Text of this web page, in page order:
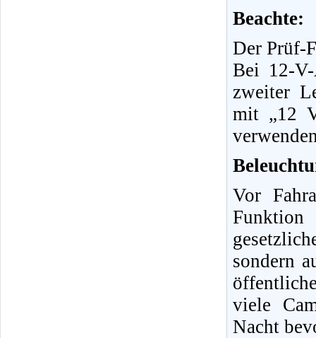
Beachte:
Der Prüf-
Bei 12-
zweiter
mit „12
Vor
Funktion
sondern
viele
Nacht